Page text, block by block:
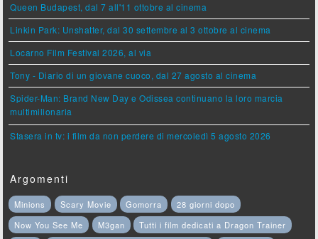
Queen Budapest, dal 7 all'11 ottobre al cinema
Linkin Park: Unshatter, dal 30 settembre al 3 ottobre al cinema
Locarno Film Festival 2026, al via
Tony - Diario di un giovane cuoco, dal 27 agosto al cinema
Spider-Man: Brand New Day e Odissea continuano la loro marcia
multimilionaria
Stasera in tv: i film da non perdere di mercoledì 5 agosto 2026
Argomenti
Minions Scary Movie Gomorra
28 giorni dopo
Now You See Me
M3gan
Tutti i film dedicati a Dragon Trainer